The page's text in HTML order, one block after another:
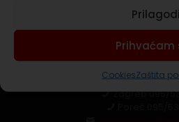
Prihvaćam
Prilagodi
CookiesZaštita
Nema
Umag091/
Zagreb095/